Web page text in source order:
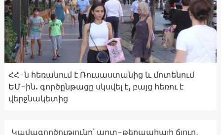
ՀՀ-ն հեռանում է Ռուսաստանից և մոտենում
ԵՄ-ին. գործընթացը սկսվել է, բայց հեռու է
վերջնակետից
Կավագործությունը՝ արտ-թերապիայի ճյուղ․